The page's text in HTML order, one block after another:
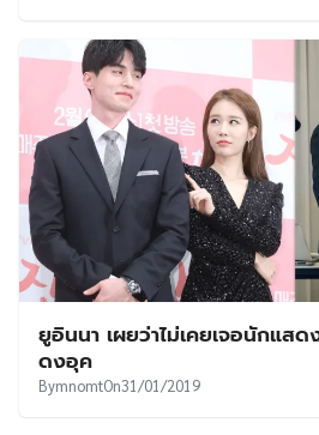
ยูอินนา เผยว่าไม่เคยเจอนักแส
ดงอุค
BymnomtOn31/01/2019